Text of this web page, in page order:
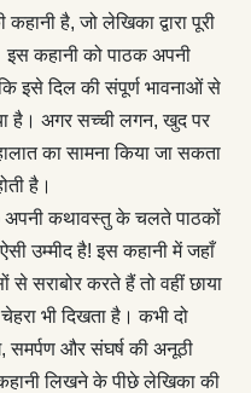
है, जो लेखिका द्वारा पूरी
इस कहानी को पाठक अपनी
इसे दिल की संपूर्ण भावनाओं से
है। अगर सच्ची लगन, खुद पर
का सामना किया जा सकता
है।
अपनी कथावस्तु के चलते पाठकों
उम्मीद है! इस कहानी में जहाँ
सराबोर करते हैं तो वहीं छाया
भी दिखता है। कभी दो
समर्पण और संघर्ष की अनूठी
लिखने के पीछे लेखिका की